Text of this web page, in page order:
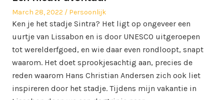
Posted
on
March 28, 2022
Posted
in
Persoonlijk
Ken je het stadje Sintra? Het ligt op ongeveer een
uurtje van Lissabon en is door UNESCO uitgeroepen
tot werelderfgoed, en wie daar even rondloopt, snapt
waarom. Het doet sprookjesachtig aan, precies de
reden waarom Hans Christian Andersen zich ook liet
inspireren door het stadje. Tijdens mijn vakantie in